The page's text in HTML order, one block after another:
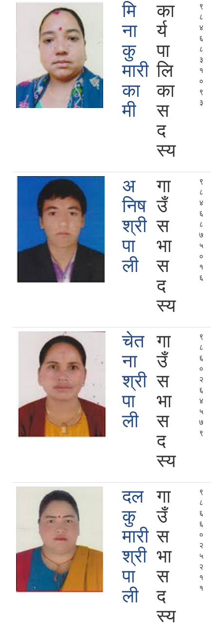
मि
ना
कु
मारी
का
मी
का
र्य
पा
लि
का
स
द
स्य
९
८
४
६
८
३
१
०
९
३
अ
निष
श्री
पा
ली
गा
उँ
स
भा
स
द
स्य
९
८
४
६
८
७
५
०
१
६
चेत
ना
श्री
पा
ली
गा
उँ
स
भा
स
द
स्य
९
८
६
०
२
६
४
५
७
९
दल
कु
मारी
श्री
पा
ली
गा
उँ
स
भा
स
द
स्य
९
८
६
६
०
२
५
२
१
१